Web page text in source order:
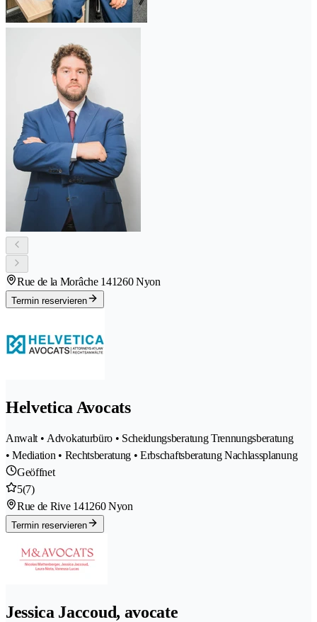
Rue de la Morâche 141260 Nyon
Termin reservieren
Helvetica Avocats
Anwalt • Advokaturbüro • Scheidungsberatung Trennungsberatung
• Mediation • Rechtsberatung • Erbschaftsberatung Nachlassplanung
Geöffnet
5(7)
Rue de Rive 141260 Nyon
Termin reservieren
Jessica Jaccoud, avocate